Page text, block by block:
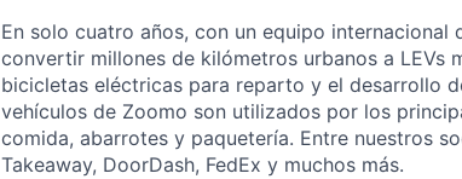
En solo cuatro años, con un equipo internacional
convertir millones de kilómetros urbanos a LEVs
bicicletas eléctricas para reparto y el desarrollo
vehículos de Zoomo son utilizados por los
comida, abarrotes y paquetería. Entre nuestros
Takeaway, DoorDash, FedEx y muchos más.